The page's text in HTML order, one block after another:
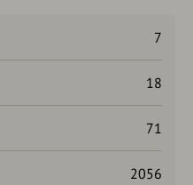
7
18
71
2056